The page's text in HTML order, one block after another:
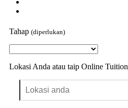
Tahap (diperlukan)
Lokasi Anda atau taip Online Tuition